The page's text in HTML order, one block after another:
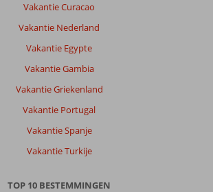
Vakantie Curacao
Vakantie Nederland
Vakantie Egypte
Vakantie Gambia
Vakantie Griekenland
Vakantie Portugal
Vakantie Spanje
Vakantie Turkije
TOP 10 BESTEMMINGEN